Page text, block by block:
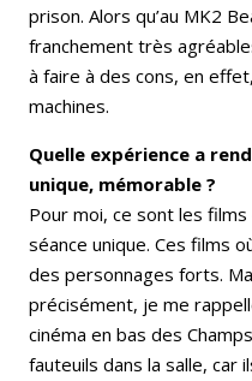
prison. Alors qu’au MK2
franchement très
à faire à des cons, en
machines.
Quelle expérience a
unique, mémorable ?
Pour moi, ce sont les
séance unique. Ces films
des personnages forts.
précisément, je me
cinéma en bas des
fauteuils dans la salle, car